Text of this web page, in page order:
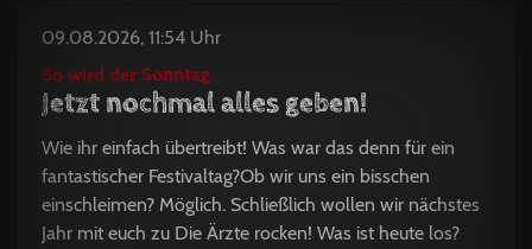
09.08.2026, 11:54 Uhr
So wird der Sonntag
Jetzt nochmal alles geben!
Wie ihr einfach übertreibt! Was war das denn für ein
fantastischer Festivaltag?Ob wir uns ein bisschen
einschleimen? Möglich. Schließlich wollen wir nächstes
Jahr mit euch zu Die Ärzte rocken! Was ist heute los?